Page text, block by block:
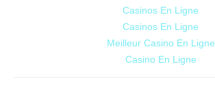
Casinos En Ligne
Casinos En Ligne
Meilleur Casino En Ligne
Casino En Ligne